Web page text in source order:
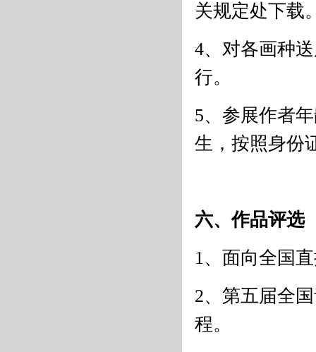
关规定处下载
4、对各画种
行。
5、参展作者
生，按照身份
六、作品评选
1、面向全国
2、第五届全
程。